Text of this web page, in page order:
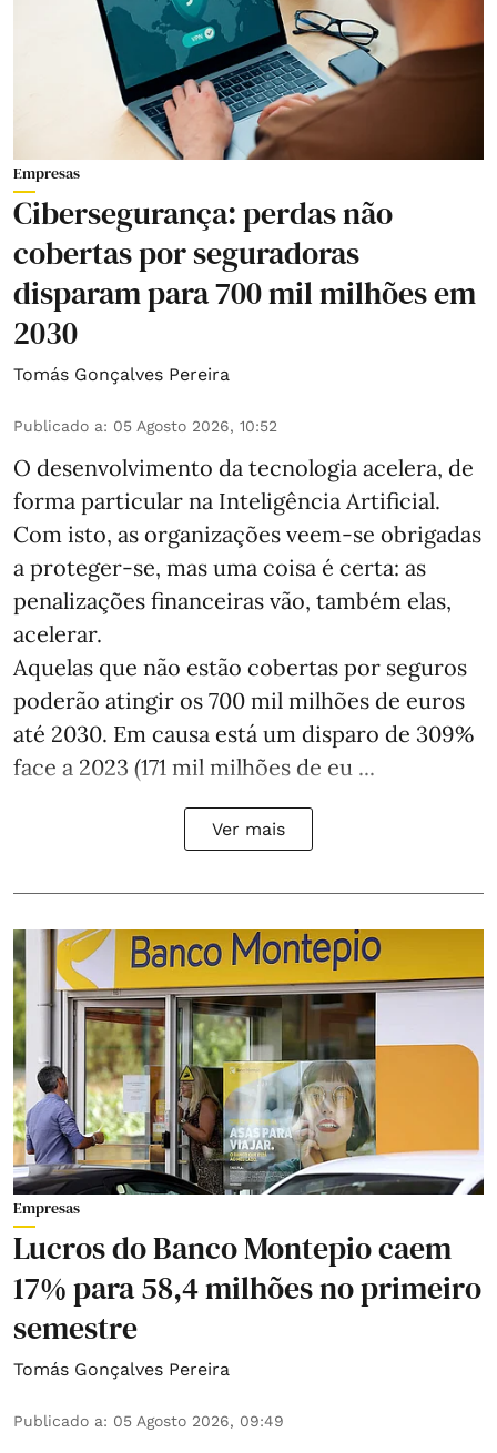
Empresas
Cibersegurança: perdas não
cobertas por seguradoras
disparam para 700 mil milhões em
2030
Tomás Gonçalves Pereira
Publicado a: 05 Agosto 2026, 10:52
O desenvolvimento da tecnologia acelera, de
forma particular na Inteligência Artificial.
Com isto, as organizações veem-se obrigadas
a proteger-se, mas uma coisa é certa: as
penalizações financeiras vão, também elas,
acelerar.
Aquelas que não estão cobertas por seguros
poderão atingir os 700 mil milhões de euros
até 2030. Em causa está um disparo de 309%
face a 2023 (171 mil milhões de eu ...
Ver mais
Empresas
Lucros do Banco Montepio caem
17% para 58,4 milhões no primeiro
semestre
Tomás Gonçalves Pereira
Publicado a: 05 Agosto 2026, 09:49